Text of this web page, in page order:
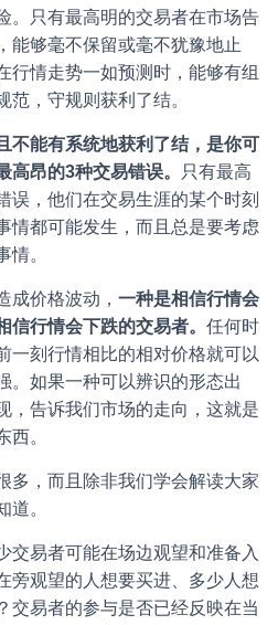
。只有最高明的交易者在市场告
能够毫不保留或毫不犹豫地止
行情走势一如预测时，能够有组
范，守规则获利了结。
且 不能有系统地获利 了结， 是你可
高昂的3种交易错误。
只有最高
误，他们在交易生涯的某个时刻
情都可能发生，而且总是要考虑
情。
成价格波动， 一种是相信行情会
信行情会下跌的交易者。 任何时
一刻行情相比的相对价格就可以
。如果一种可以辨识的形态出
，告诉我们市场的走向，这就是
西。
多，而且除非我们学会解读大家
道。
交易者可能在场边观望和准备入
旁观望的人想要买进、多少人想
交易者的参与是否已经反映在当